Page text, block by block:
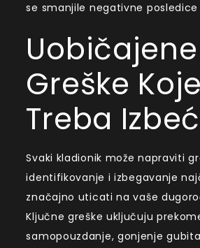
se smanjile negativne
Uobičajene
Greške Koje
Treba
Svaki kladionik može napraviti
identifikovanje i izbegavanje
značajno uticati na vaše
Ključne greške uključuju
samopouzdanje, gonjenje